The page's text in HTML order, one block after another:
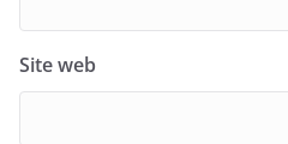
Site web